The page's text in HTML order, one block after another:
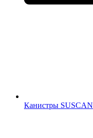
Канистры SUSCAN